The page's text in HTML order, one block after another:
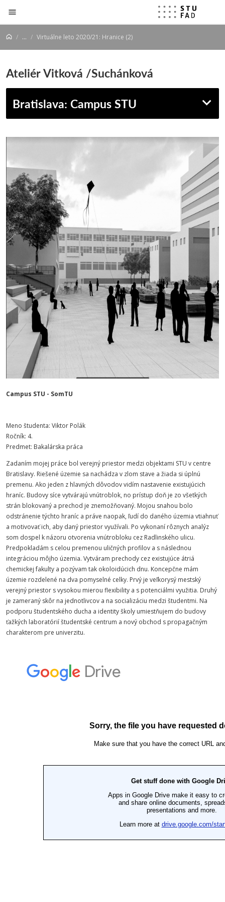
Prejsť na obsah
... Virtuálne leto 2020/21: Hranice (2)
Ateliér Vitková /Suchánková
Bratislava: Campus STU
Campus STU - SomTU
Meno študenta: Viktor Polák
Ročník: 4.
Predmet: Bakalárska práca
Zadaním mojej práce bol verejný priestor medzi objektami STU v centre
Bratislavy. Riešené územie sa nachádza v zlom stave a žiada si úplnú
premenu. Ako jeden z hlavných dôvodov vidím nastavenie existujúcich
hraníc. Budovy síce vytvárajú vnútroblok, no prístup doň je zo všetkých
strán blokovaný a prechod je znemožňovaný. Mojou snahou bolo
odstránenie týchto hraníc a práve naopak, ľudí do daného územia vtiahnuť
a motivovať ich, aby daný priestor využívali. Po vykonaní rôznych analýz
som dospel k názoru otvorenia vnútrobloku cez Radlinského ulicu.
Predpokladám s celou premenou uličných profilov a s následnou
integráciou môjho územia. Vytváram prechody cez existujúce átriá
chemickej fakulty a pozývam tak okoloidúcich dnu. Koncepčne mám
územie rozdelené na dva pomyselné celky. Prvý je veľkorysý mestský
verejný priestor s vysokou mierou flexibility a s potenciálmi využitia. Druhý
je zameraný skôr na jednotlivcov a na socializáciu medzi študentmi. Na
podporu študentského ducha a identity školy umiestňujem do budovy
ťažkých laboratórií študentské centrum a nový obchod s propagačným
charakterom pre univerzitu.